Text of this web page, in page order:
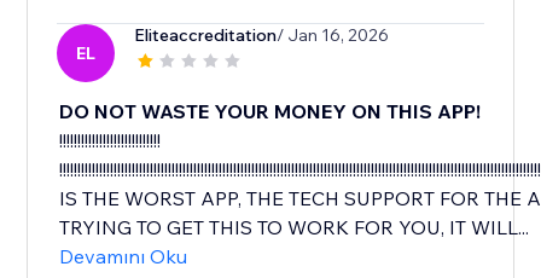
EL
Eliteaccreditation/ Jan 16, 2026
DO NOT WASTE YOUR MONEY ON THIS APP!
!!!!!!!!!!!!!!!!!!!!!!!!!!!!
IS THE WORST APP, THE TECH SUPPORT FOR
TRYING TO GET THIS TO WORK FOR YOU, IT WILL...
Devamını Oku